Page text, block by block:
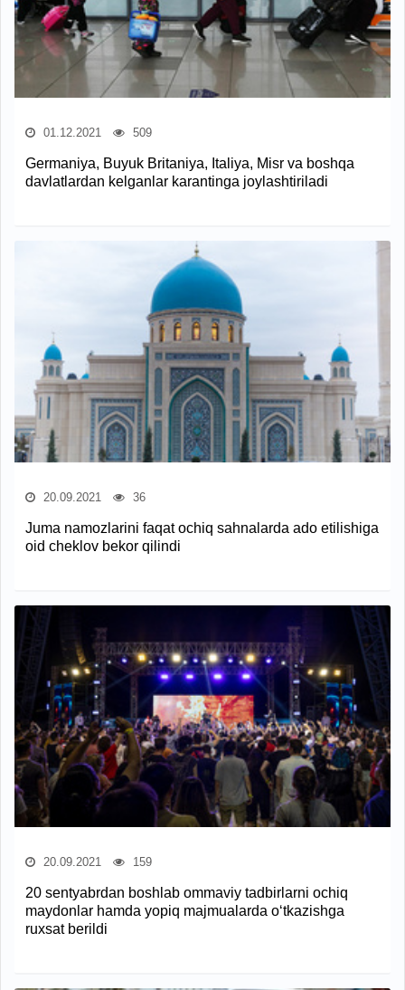
01.12.2021 509
Germaniya, Buyuk Britaniya, Italiya, Misr va boshqa
davlatlardan kelganlar karantinga joylashtiriladi
20.09.2021 36
Juma namozlarini faqat ochiq sahnalarda ado etilishiga
oid cheklov bekor qilindi
20.09.2021 159
20 sentyabrdan boshlab ommaviy tadbirlarni ochiq
maydonlar hamda yopiq majmualarda o‘tkazishga
ruxsat berildi